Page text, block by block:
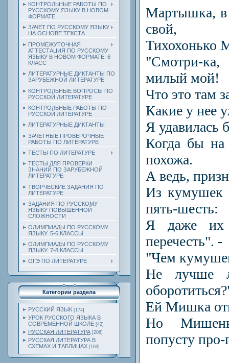
КОНТРОЛЬНЫЕ РАБОТЫ ПО
РУССКОМУ ЯЗЫКУ В НОВОМ
ФОРМАТЕ
ЗАЧЕТ ПО РУССКОМУ ЯЗЫКУ
НА ОСНОВЕ ТЕКСТА
ПРОМЕЖУТОЧНАЯ
АТТЕСТАЦИЯ ПО РУССКОМУ
ЯЗЫКУ В НОВОМ ФОРМАТЕ. 6
КЛАСС
ЛИТЕРАТУРНЫЕ ДИКТАНТЫ ПО
ЗАРУБЕЖНОЙ ЛИТЕРАТУРЕ
КОНТРОЛЬНЫЕ ВОПРОСЫ ПО
РУССКОЙ ЛИТЕРАТУРЕ
КОНТРОЛЬНЫЕ РАБОТЫ ПО
РУССКОЙ ЛИТЕРАТУРЕ
ЛИТЕРАТУРНЫЕ ДИКТАНТЫ
ЗАЧЕТНЫЕ ПРОВЕРОЧНЫЕ
РАБОТЫ ПО ЛИТЕРАТУРЕ
ТЕСТЫ ПО ЛИТЕРАТУРЕ
ТЕСТЫ ДЛЯ ПРОВЕРКИ
ЗНАНИЙ ПО ЗАРУБЕЖНОЙ
ЛИТЕРАТУРЕ
ТВОРЧЕСКИЕ ЗАДАНИЯ ПО
ЛИТЕРАТУРЕ
ЗАДАНИЯ ПО РУССКОМУ
ЯЗЫКУ ПОВЫШЕННОЙ
СЛОЖНОСТИ
ОЛИМПИАДЫ ПО РУССКОМУ
ЯЗЫКУ. 5-6 КЛАССЫ
ОЛИМПИАДЫ ПО РУССКОМУ
ЯЗЫКУ. 7-8 КЛАССЫ
ОГЭ ПО ЛИТЕРАТУРЕ
Категории раздела
РУССКИЙ ЯЗЫК [174]
УРОК РУССКОГО ЯЗЫКА В
СОВРЕМЕННОЙ ШКОЛЕ [42]
РУССКАЯ ЛИТЕРАТУРА [206]
РУССКАЯ ЛИТЕРАТУРА В
СХЕМАХ И ТАБЛИЦАХ [169]
Мартышка, в
свой,
Тихохонько
"Смотри-
милый мой!
Что это там
Какие у нее
Я удавилась
Когда бы на
похожа.
А ведь,
Из кумушек
пять-шесть:
Я даже их
перечесть". -
"Чем
Не лучше
Ей Мишка
Но
попусту про-